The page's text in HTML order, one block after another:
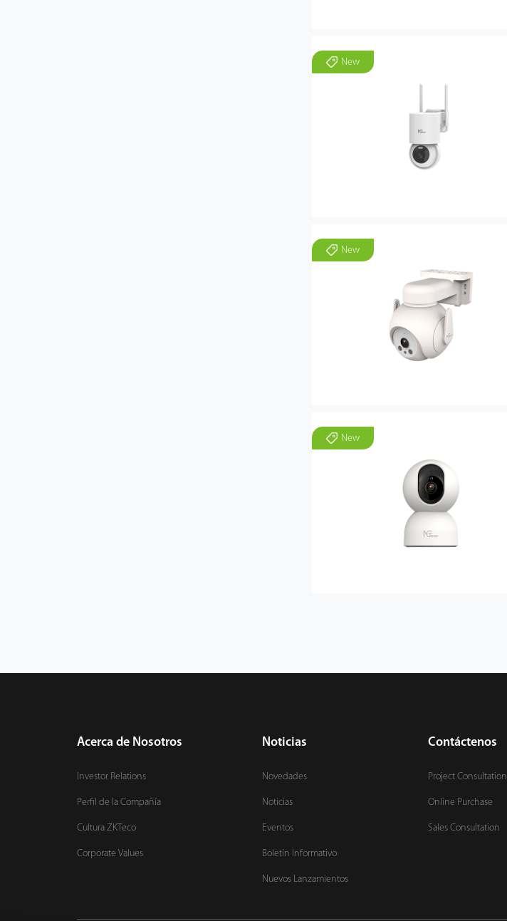
New
New
New
Acerca de Nosotros
Investor Relations
Perfil de la Compañía
Cultura ZKTeco
Corporate Values
Noticias
Novedades
Noticias
Eventos
Boletín Informativo
Nuevos Lanzamientos
Contáctenos
Project Consultation
Online Purchase
Sales Consultation